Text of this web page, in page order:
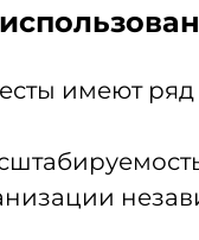
имеют